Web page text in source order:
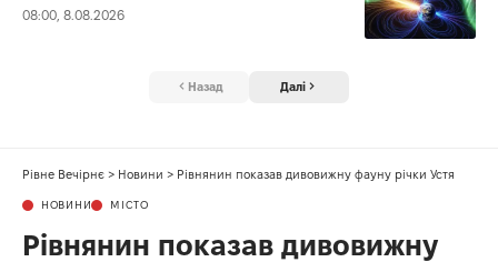
08:00, 8.08.2026
Назад Далі
Рівне Вечірнє > Новини > Рівнянин показав дивовижну фауну річки Устя
НОВИНИ МІСТО
Рівнянин показав дивовижну